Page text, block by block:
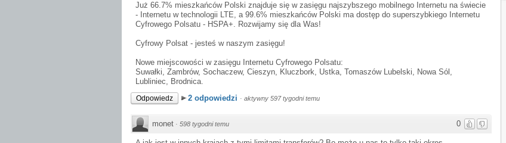
Już 66.7% mieszkańców Polski znajduje się w zasięgu najszybszego mobilnego Internetu na świecie
- Internetu w technologii LTE, a 99.6% mieszkańców Polski ma dostęp do superszybkiego Internetu
Cyfrowego Polsatu - HSPA+. Rozwijamy się dla Was!
Cyfrowy Polsat - jesteś w naszym zasięgu!
Nowe miejscowości w zasięgu Internetu Cyfrowego Polsatu:
Suwałki, Zambrów, Sochaczew, Cieszyn, Kluczbork, Ustka, Tomaszów Lubelski, Nowa Sól,
Lubliniec, Brodnica.
Odpowiedz 2 odpowiedzi · aktywny 597 tygodni temu
0
monet · 598 tygodni temu